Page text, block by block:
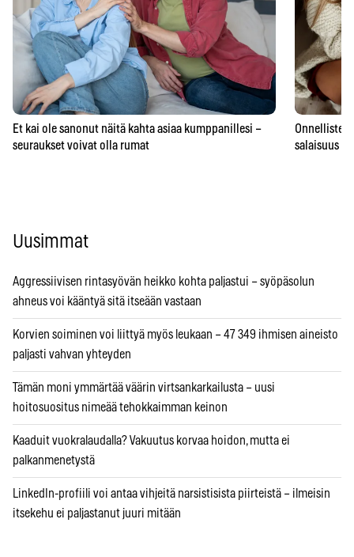
Et kai ole sanonut näitä kahta asiaa kumppanillesi –
seuraukset voivat olla rumat
Onnellisten
salaisuus –
Uusimmat
Aggressiivisen rintasyövän heikko kohta paljastui – syöpäsolun
ahneus voi kääntyä sitä itseään vastaan
Korvien soiminen voi liittyä myös leukaan – 47 349 ihmisen aineisto
paljasti vahvan yhteyden
Tämän moni ymmärtää väärin virtsankarkailusta – uusi
hoitosuositus nimeää tehokkaimman keinon
Kaaduit vuokralaudalla? Vakuutus korvaa hoidon, mutta ei
palkanmenetystä
LinkedIn-profiili voi antaa vihjeitä narsistisista piirteistä – ilmeisin
itsekehu ei paljastanut juuri mitään